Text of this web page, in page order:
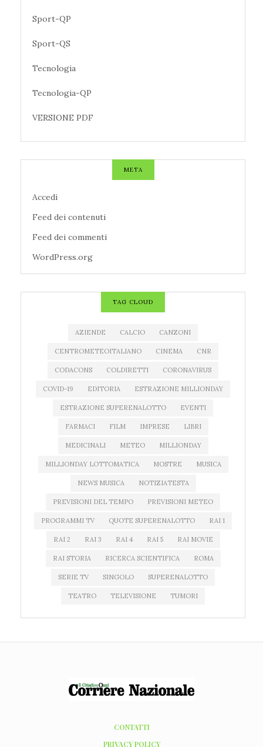
Sport-QP
Sport-QS
Tecnologia
Tecnologia-QP
VERSIONE PDF
META
Accedi
Feed dei contenuti
Feed dei commenti
WordPress.org
TAG CLOUD
AZIENDE CALCIO CANZONI
CENTROMETEOITALIANO CINEMA CNR
CODACONS COLDIRETTI CORONAVIRUS
COVID-19 EDITORIA ESTRAZIONE MILLIONDAY
ESTRAZIONE SUPERENALOTTO EVENTI
FARMACI FILM IMPRESE LIBRI
MEDICINALI METEO MILLIONDAY
MILLIONDAY LOTTOMATICA MOSTRE MUSICA
NEWS MUSICA NOTIZIATESTA
PREVISIONI DEL TEMPO PREVISIONI METEO
PROGRAMMI TV QUOTE SUPERENALOTTO RAI 1
RAI 2 RAI 3 RAI 4 RAI 5 RAI MOVIE
RAI STORIA RICERCA SCIENTIFICA ROMA
SERIE TV SINGOLO SUPERENALOTTO
TEATRO TELEVISIONE TUMORI
CONTATTI
PRIVACY POLICY